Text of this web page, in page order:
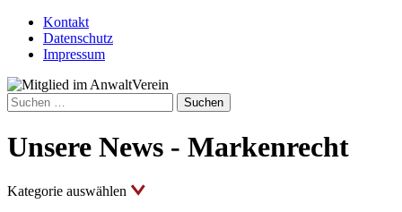
Kontakt
Datenschutz
Impressum
Suchen
nach:
Unsere News - Markenrecht
Kategorie auswählen